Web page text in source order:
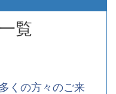
覧
くの方々のご来